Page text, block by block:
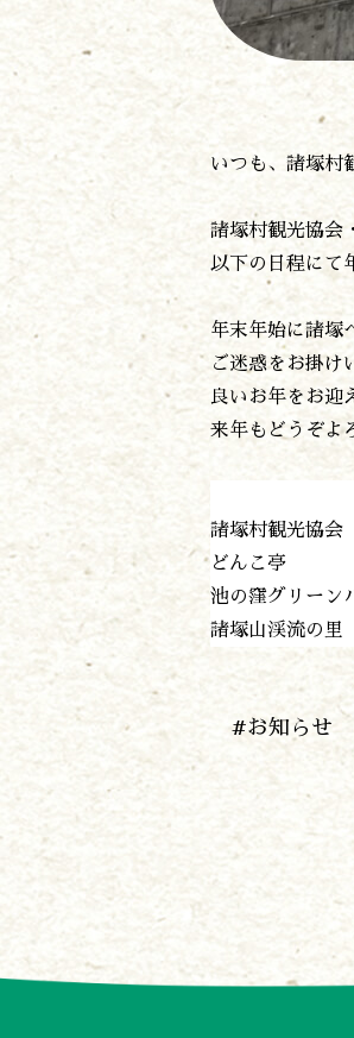
いつも、諸塚村
諸塚村観光協会
以下の日程にて
年末年始に諸塚
ご迷惑をお掛け
良いお年をお迎
来年もどうぞよ
諸塚村観光協会
どんこ亭
池の窪グリーン
諸塚山渓流の里
#お知らせ